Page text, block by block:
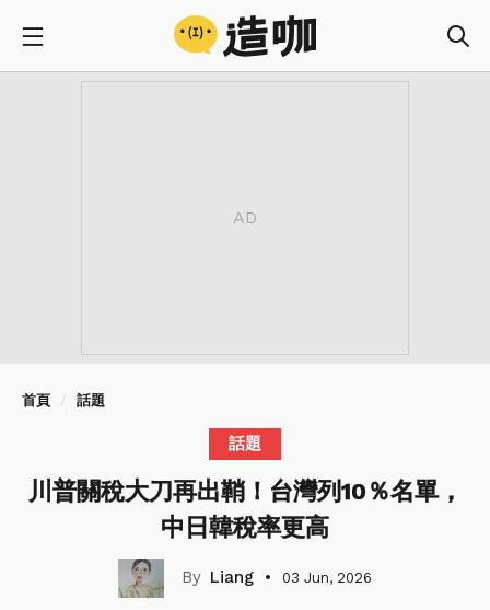
首頁 話題
話題
川普關稅大刀再出鞘！台灣列10％名單，
中日韓稅率更高
Liang 03 Jun, 2026